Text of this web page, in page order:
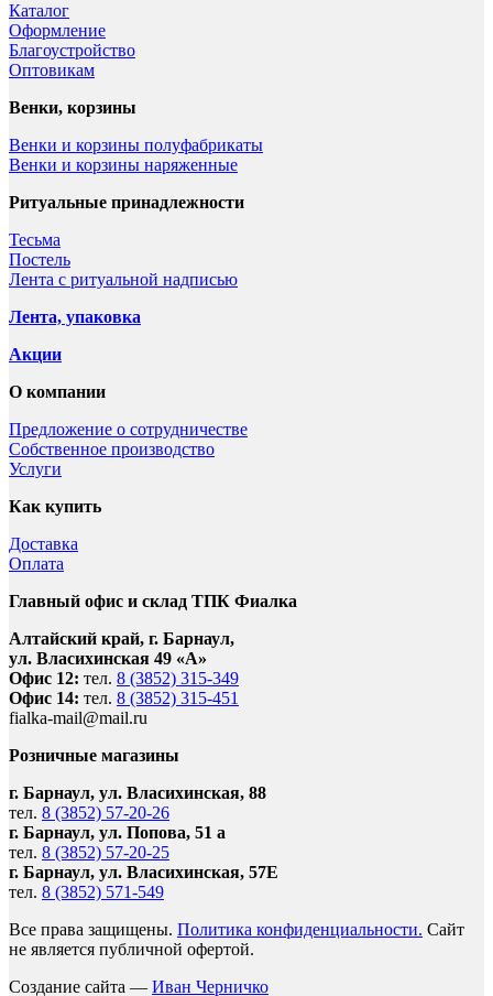
Каталог
Оформление
Благоустройство
Оптовикам
Венки, корзины
Венки и корзины полуфабрикаты
Венки и корзины наряженные
Ритуальные принадлежности
Тесьма
Постель
Лента с ритуальной надписью
Лента, упаковка
Акции
О компании
Предложение о сотрудничестве
Собственное производство
Услуги
Как купить
Доставка
Оплата
Главный офис и склад ТПК Фиалка
Алтайский край, г. Барнаул,
ул. Власихинская 49 «А»
Офис 12: тел. 8 (3852) 315-349
Офис 14: тел. 8 (3852) 315-451
fialka-mail@mail.ru
Розничные магазины
г. Барнаул, ул. Власихинская, 88
тел. 8 (3852) 57-20-26
г. Барнаул, ул. Попова, 51 а
тел. 8 (3852) 57-20-25
г. Барнаул, ул. Власихинская, 57Е
тел. 8 (3852) 571-549
Все права защищены. Политика конфиденциальности. Сайт
не является публичной офертой.
Создание сайта — Иван Черничко